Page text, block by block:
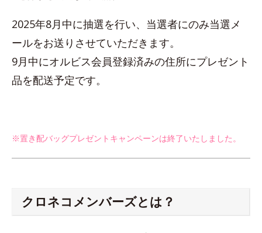
2025年8月中に抽選を行い、当選者にのみ当選メ
ールをお送りさせていただきます。
9月中にオルビス会員登録済みの住所にプレゼント
品を配送予定です。
※置き配バッグプレゼントキャンペーンは終了いたしました。
クロネコメンバーズとは？